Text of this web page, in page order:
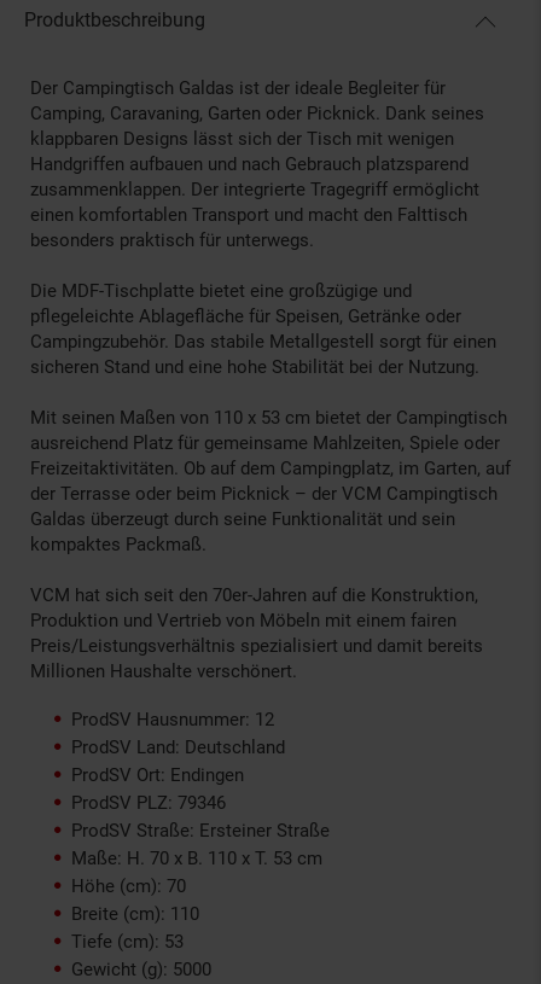
Produktbeschreibung
Der Campingtisch Galdas ist der ideale Begleiter für
Camping, Caravaning, Garten oder Picknick. Dank seines
klappbaren Designs lässt sich der Tisch mit wenigen
Handgriffen aufbauen und nach Gebrauch platzsparend
zusammenklappen. Der integrierte Tragegriff ermöglicht
einen komfortablen Transport und macht den Falttisch
besonders praktisch für unterwegs.
Die MDF-Tischplatte bietet eine großzügige und
pflegeleichte Ablagefläche für Speisen, Getränke oder
Campingzubehör. Das stabile Metallgestell sorgt für einen
sicheren Stand und eine hohe Stabilität bei der Nutzung.
Mit seinen Maßen von 110 x 53 cm bietet der Campingtisch
ausreichend Platz für gemeinsame Mahlzeiten, Spiele oder
Freizeitaktivitäten. Ob auf dem Campingplatz, im Garten, auf
der Terrasse oder beim Picknick – der VCM Campingtisch
Galdas überzeugt durch seine Funktionalität und sein
kompaktes Packmaß.
VCM hat sich seit den 70er-Jahren auf die Konstruktion,
Produktion und Vertrieb von Möbeln mit einem fairen
Preis/Leistungsverhältnis spezialisiert und damit bereits
Millionen Haushalte verschönert.
ProdSV Hausnummer: 12
ProdSV Land: Deutschland
ProdSV Ort: Endingen
ProdSV PLZ: 79346
ProdSV Straße: Ersteiner Straße
Maße: H. 70 x B. 110 x T. 53 cm
Höhe (cm): 70
Breite (cm): 110
Tiefe (cm): 53
Gewicht (g): 5000